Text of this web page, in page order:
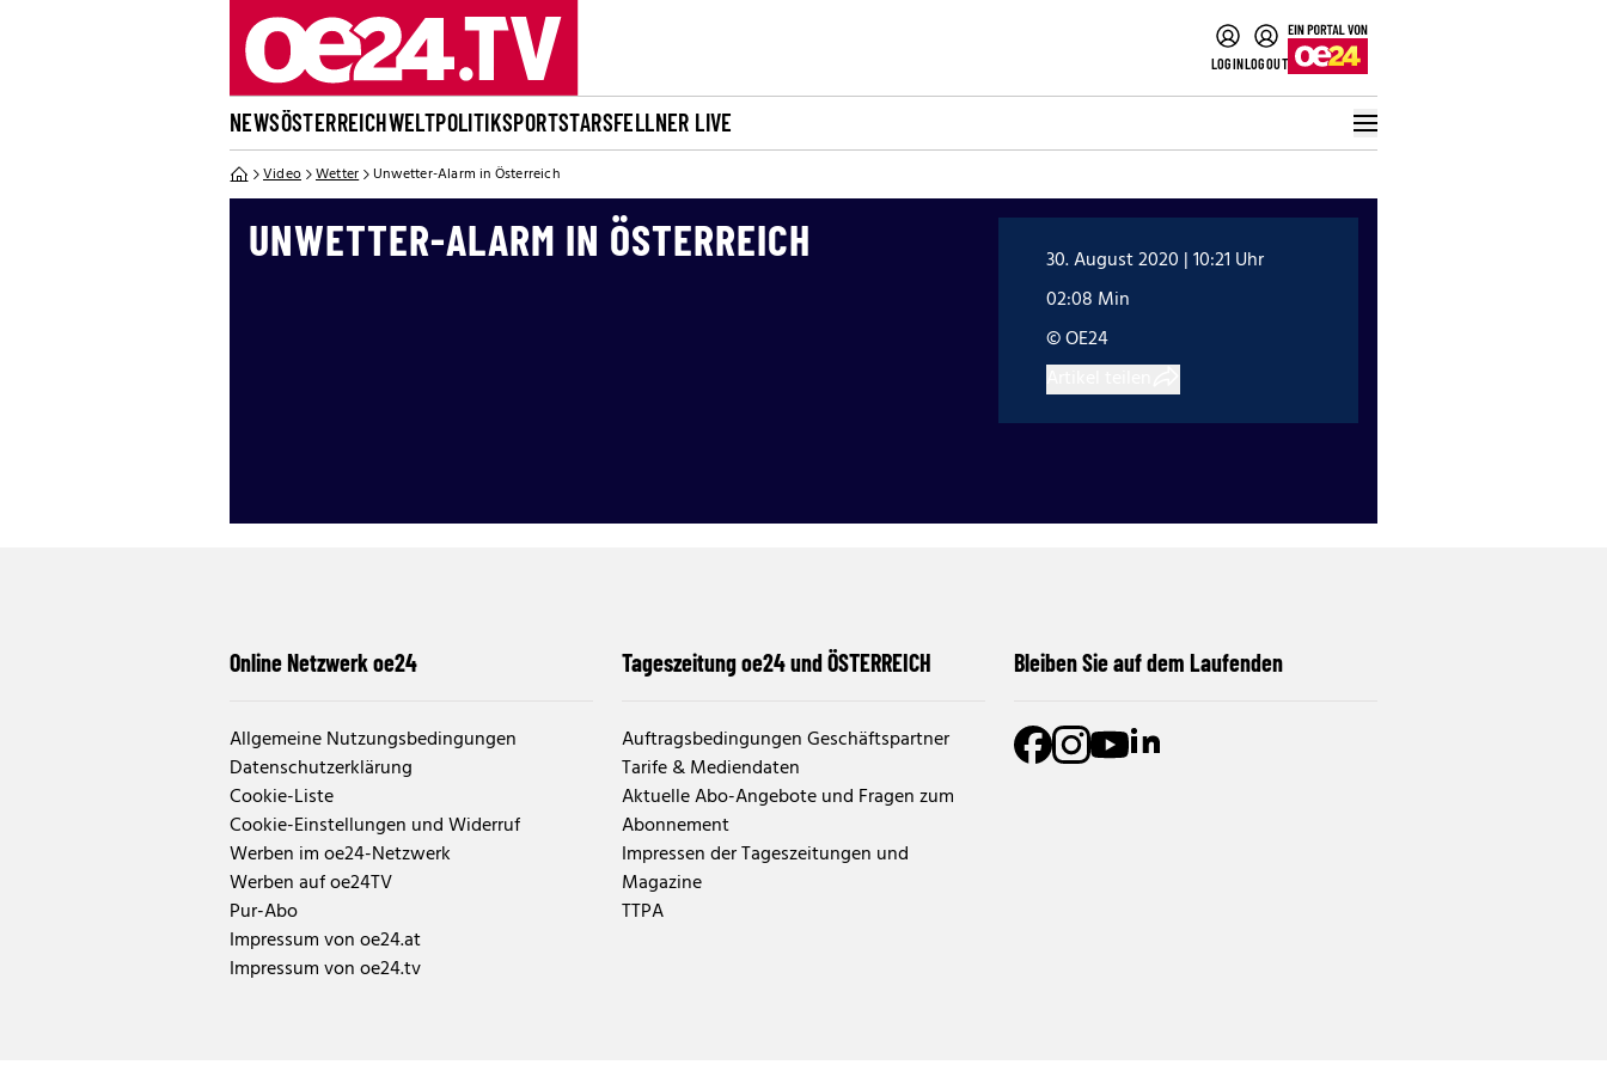
LOGINLOGOUT
NEWSÖSTERREICHWELTPOLITIKSPORTSTARSFELLNER LIVE
Video Wetter Unwetter-Alarm in Österreich
UNWETTER-ALARM IN ÖSTERREICH
30. August 2020 | 10:21 Uhr
02:08 Min
© OE24
Online Netzwerk oe24
Allgemeine Nutzungsbedingungen
Datenschutzerklärung
Cookie-Liste
Cookie-Einstellungen und Widerruf
Werben im oe24-Netzwerk
Werben auf oe24TV
Pur-Abo
Impressum von oe24.at
Impressum von oe24.tv
Tageszeitung oe24 und ÖSTERREICH
Auftragsbedingungen Geschäftspartner
Tarife & Mediendaten
Aktuelle Abo-Angebote und Fragen zum
Abonnement
Impressen der Tageszeitungen und
Magazine
TTPA
Bleiben Sie auf dem Laufenden